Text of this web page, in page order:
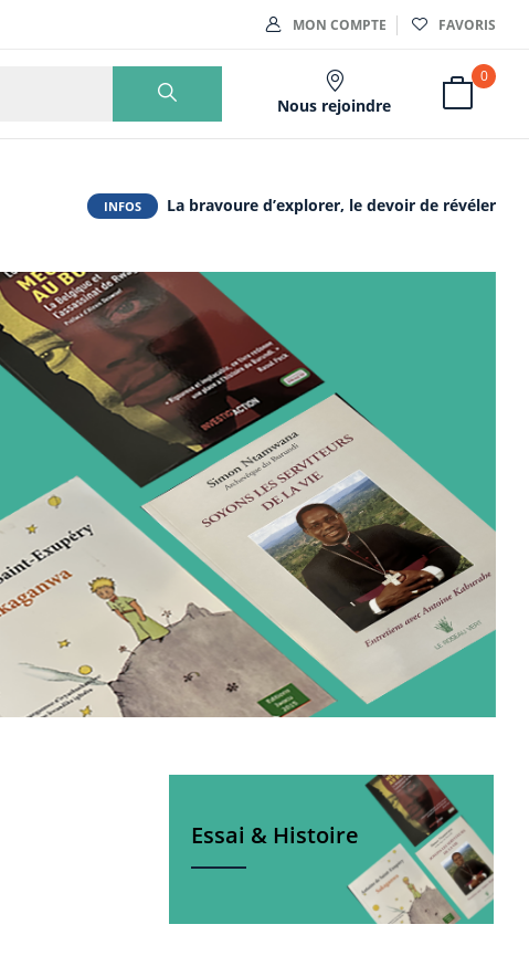
MON COMPTE FAVORIS
Nous rejoindre
0
INFOS La bravoure d’explorer, le devoir de révéler
Essai & Histoire